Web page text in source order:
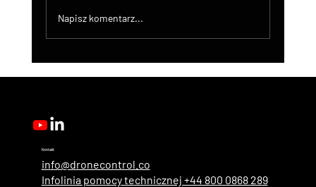
Napisz komentarz...
Kontakt
info@dronecontrol.co
Infolinia pomocy technicznej +44 800 0868 289